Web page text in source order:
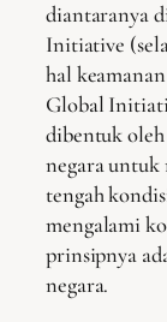
diantaranya
Initiative
hal
Global
dibentuk
negara untuk
tengah
mengalami
prinsipnya
negara.